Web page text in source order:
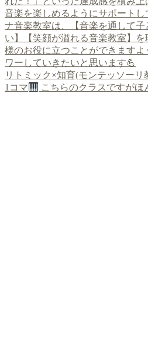
リトミック×知育(モンテッソー
1コマ
こちらのクラスですがほ